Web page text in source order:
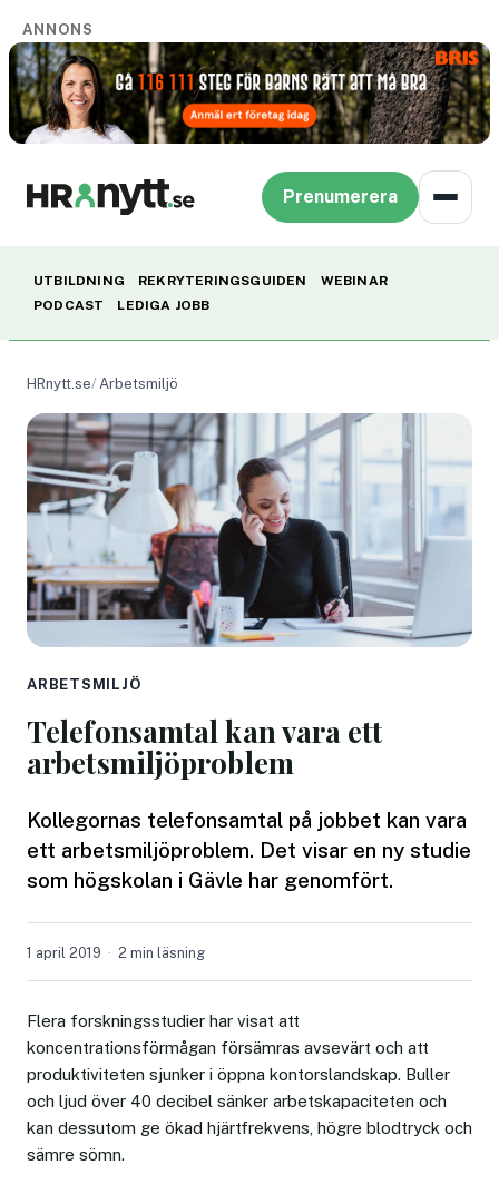
ANNONS
Prenumerera
UTBILDNING REKRYTERINGSGUIDEN
WEBINAR
PODCAST
LEDIGA JOBB
HRnytt.se Arbetsmiljö
ARBETSMILJÖ
Telefonsamtal kan vara ett
arbetsmiljöproblem
Kollegornas telefonsamtal på jobbet kan vara
ett arbetsmiljöproblem. Det visar en ny studie
som högskolan i Gävle har genomfört.
1 april 2019 2 min läsning
Flera forskningsstudier har visat att
koncentrationsförmågan försämras avsevärt och att
produktiviteten sjunker i öppna kontorslandskap. Buller
och ljud över 40 decibel sänker arbetskapaciteten och
kan dessutom ge ökad hjärtfrekvens, högre blodtryck och
sämre sömn.